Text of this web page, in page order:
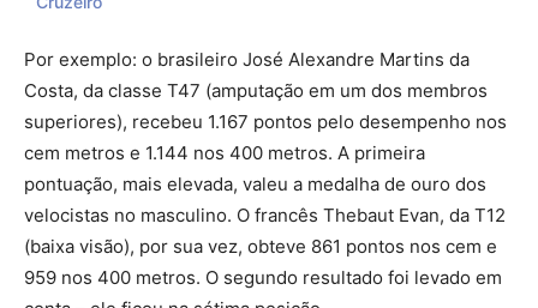
Por exemplo: o brasileiro José Alexandre Martins da
Costa, da classe T47 (amputação em um dos membros
superiores), recebeu 1.167 pontos pelo desempenho nos
cem metros e 1.144 nos 400 metros. A primeira
pontuação, mais elevada, valeu a medalha de ouro dos
velocistas no masculino. O francês Thebaut Evan, da T12
(baixa visão), por sua vez, obteve 861 pontos nos cem e
959 nos 400 metros. O segundo resultado foi levado em